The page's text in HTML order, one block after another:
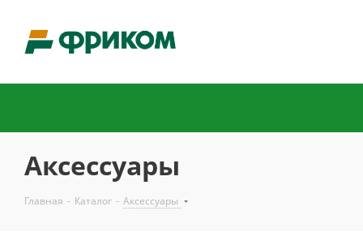
Аксессуары
Главная - Каталог - Аксессуары